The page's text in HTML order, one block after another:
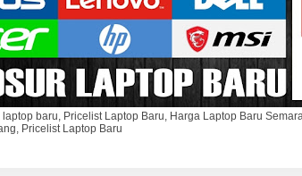
laptop baru, Pricelist Laptop Baru, Harga Laptop Baru
Pricelist Laptop Baru